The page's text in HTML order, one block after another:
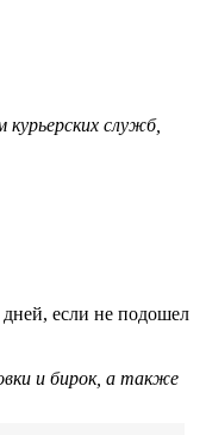
курьерских служб,
если не подошел
и бирок, а также